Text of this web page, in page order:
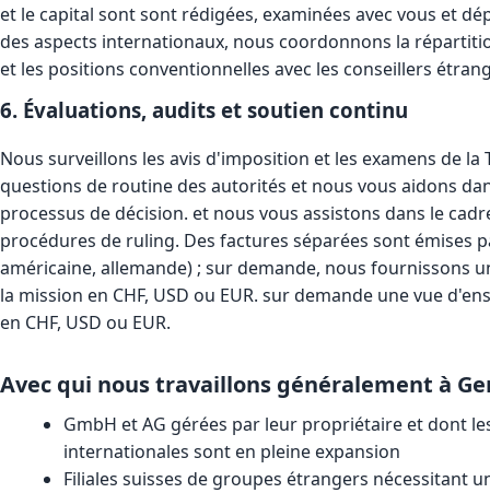
et le capital sont sont rédigées, examinées avec vous et
des aspects internationaux, nous coordonnons la
et les positions conventionnelles avec les conseillers
6. Évaluations, audits et soutien continu
Nous surveillons les avis d'imposition et les examens de la
questions de routine des autorités et nous vous aidons
processus de décision. et nous vous assistons dans le
procédures de ruling. Des factures séparées sont émises
américaine, allemande) ; sur demande, nous fournissons
la mission en CHF, USD ou EUR. sur demande une vue
en CHF, USD ou EUR.
Avec qui nous travaillons généralement à
GmbH et AG gérées par leur propriétaire et dont
internationales sont en pleine expansion
Filiales suisses de groupes étrangers nécessitant